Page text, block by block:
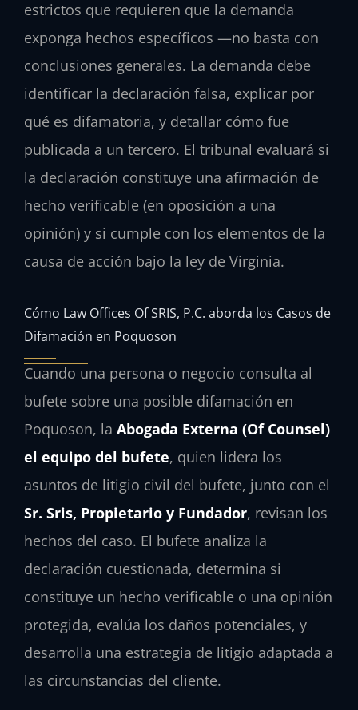
estrictos que requieren que la demanda
exponga hechos específicos —no basta con
conclusiones generales. La demanda debe
identificar la declaración falsa, explicar por
qué es difamatoria, y detallar cómo fue
publicada a un tercero. El tribunal evaluará si
la declaración constituye una afirmación de
hecho verificable (en oposición a una
opinión) y si cumple con los elementos de la
causa de acción bajo la ley de Virginia.
Cómo Law Offices Of SRIS, P.C. aborda los Casos de
Difamación en Poquoson
Cuando una persona o negocio consulta al
bufete sobre una posible difamación en
Poquoson, la Abogada Externa (Of Counsel)
el equipo del bufete, quien lidera los
asuntos de litigio civil del bufete, junto con el
Sr. Sris, Propietario y Fundador, revisan los
hechos del caso. El bufete analiza la
declaración cuestionada, determina si
constituye un hecho verificable o una opinión
protegida, evalúa los daños potenciales, y
desarrolla una estrategia de litigio adaptada a
las circunstancias del cliente.